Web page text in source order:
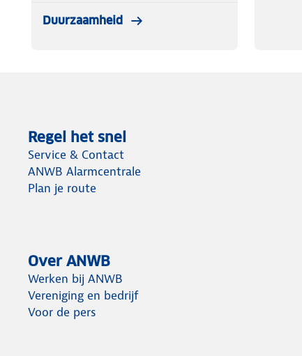
Duurzaamheid
Regel het snel
Service & Contact
ANWB Alarmcentrale
Plan je route
Over ANWB
Werken bij ANWB
Vereniging en bedrijf
Voor de pers